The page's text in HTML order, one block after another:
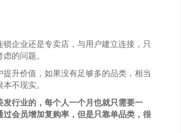
锁企业还是专卖店，与用户建立连接，只
的问题。
提升价值，如果没有足够多的品类，相当
不现实。
发行业的，每个人一个月也就只需要一
过会员增加复购率，但是只靠单品类，很